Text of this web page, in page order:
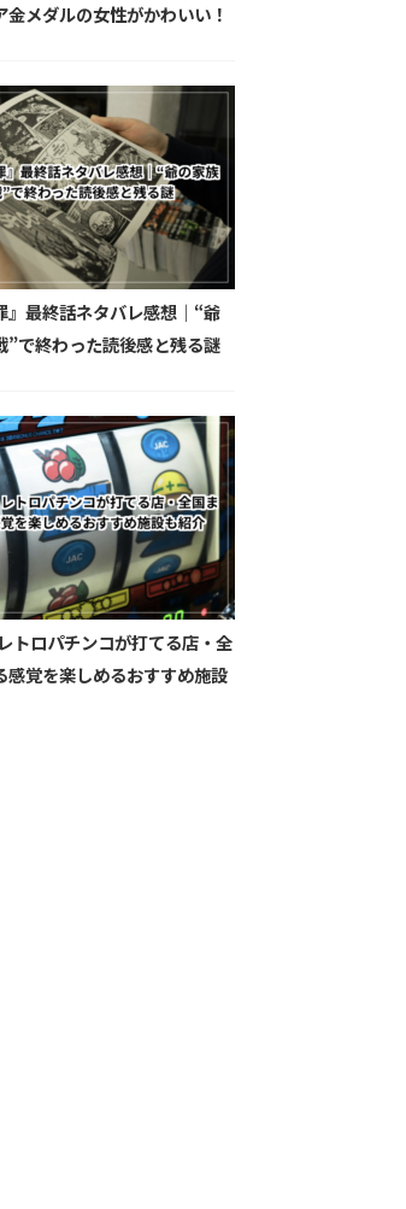
メダルの女性がかわいい！
』最終話ネタバレ感想｜“爺
”で終わった読後感と残る謎
トロパチンコが打てる店・全
感覚を楽しめるおすすめ施設